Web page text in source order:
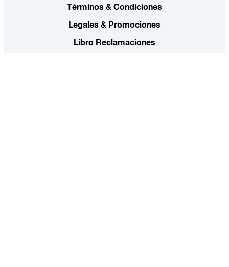
Términos & Condiciones
Legales & Promociones
Libro Reclamaciones